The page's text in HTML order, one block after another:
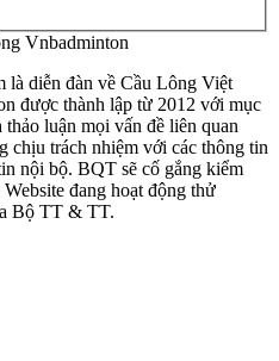
Vnbadminton
là diễn đàn về Cầu Lông Việt
được thành lập từ 2012 với mục
luận mọi vấn đề liên quan
chịu trách nhiệm với các thông tin
nội bộ. BQT sẽ cố gắng kiểm
đang hoạt động thử
Bộ TT & TT.